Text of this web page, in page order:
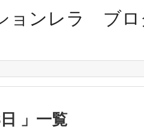
ョンレラ ブロ
一覧